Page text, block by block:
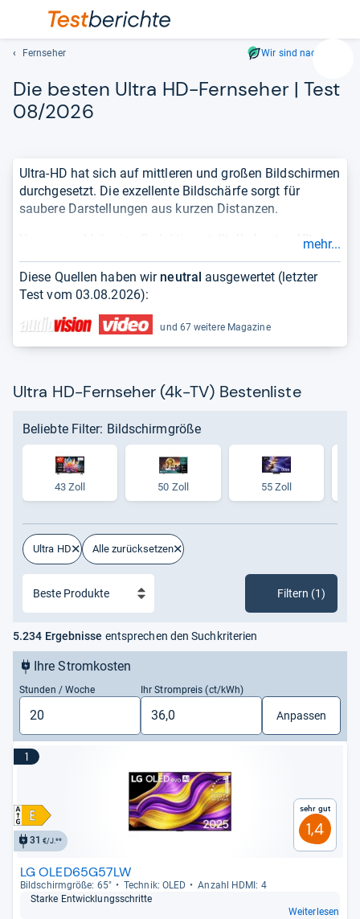
Geben
ein.
und
lassen
sich
Fernseher Wir sind nachhaltig
Die bes­ten Ultra HD-​Fern­se­her | Test
08/2026
Ultra-HD hat sich auf mittleren und großen Bildschirmen
durchgesetzt. Die exzellente Bildschärfe sorgt für
saubere Darstellungen aus kurzen Distanzen.
die besten Ultra
Bestenlistefür Sie bereit. Damit Sie sich einen
vollständigen und objektiven Überblick über die Qualität
wirTestergebnisseaus Fachmagazinen und zeigen die
Erfahrungenvon Kundinnen und Kunden.
mehr...
Diese Quellen haben wir neutral ausgewertet (letzter
Test vom 03.08.2026):
und 67 weitere Magazine
Ultra HD-Fernseher (4k-TV) Bestenliste
Beliebte Filter: Bildschirmgröße
43 Zoll 50 Zoll 55 Zoll
Ultra HD Alle zurücksetzen
Filtern (1)
5.234 Ergebnisse entsprechen den Suchkriterien
Ihre Stromkosten
Stunden / Woche Ihr Strompreis (ct/kWh)
Anpassen
1
31 €/J.**
Sehr gut
1,4
LG OLED65G57LW
Bild­schirm­größe: 65" Tech­nik: OLED
Anzahl HDMI: 4
Starke Ent­wick­lungs­schritte
Weiterlesen